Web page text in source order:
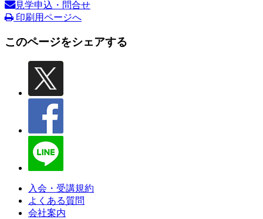
見学申込・問合せ
印刷用ページへ
このページをシェアする
入会・受講規約
よくある質問
会社案内